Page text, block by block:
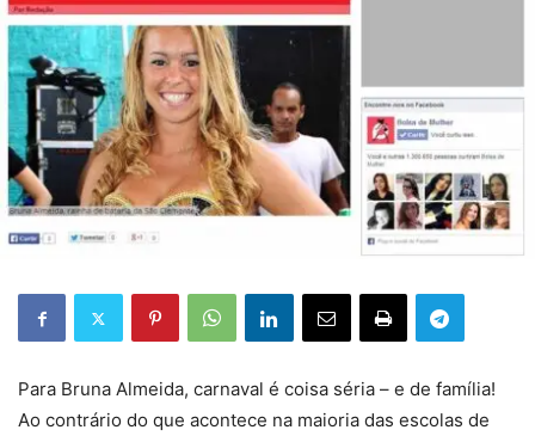
Para Bruna Almeida, carnaval é coisa séria – e de família!
Ao contrário do que acontece na maioria das escolas de